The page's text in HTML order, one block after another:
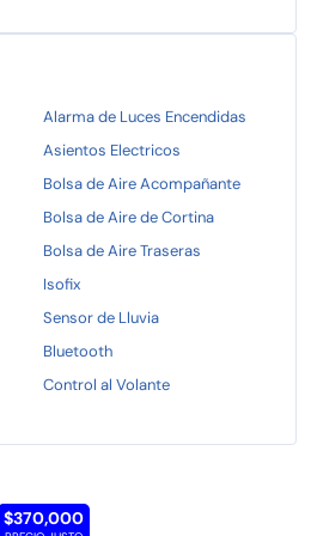
Alarma de Luces Encendidas
Asientos Electricos
Bolsa de Aire Acompañante
Bolsa de Aire de Cortina
Bolsa de Aire Traseras
Isofix
Sensor de Lluvia
Bluetooth
Control al Volante
$370,000